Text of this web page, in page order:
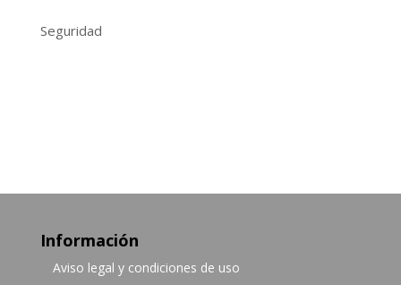
Seguridad
Información
Aviso legal y condiciones de uso